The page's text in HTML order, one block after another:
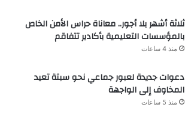
ثلاثة أشهر بلا أجور.. معاناة حراس الأمن الخاص
بالمؤسسات التعليمية بأكادير تتفاقم
منذ 4 ساعات
دعوات جديدة لعبور جماعي نحو سبتة تعيد
المخاوف إلى الواجهة
منذ 5 ساعات